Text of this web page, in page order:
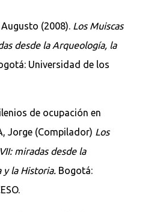
(2008). Los Muiscas
desde la Arqueología, la
Universidad de los
de ocupación en
Jorge (Compilador) Los
miradas desde la
y la Historia. Bogotá: